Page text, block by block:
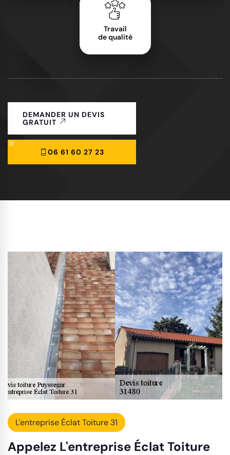
Travail
de qualité
DEMANDER UN DEVIS
GRATUIT
06 61 60 27 23
L'entreprise Éclat Toiture 31
Appelez L'entreprise Éclat Toiture